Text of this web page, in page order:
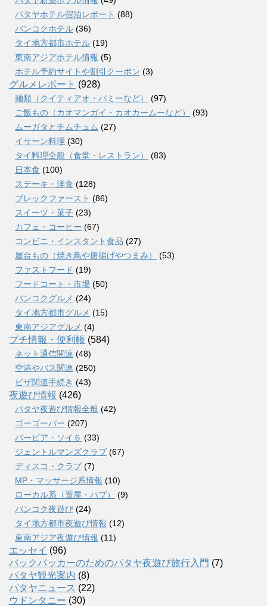
パタヤホテル宿泊レポート (88)
バンコクホテル (36)
タイ地方都市ホテル (19)
東南アジアホテル情報 (5)
ホテル予約サイトや割引クーポン (3)
グルメレポート (928)
麺類（クイティアオ・バミーなど）
(97)
ご飯もの（カオマンガイ・カオカームーなど）
(93)
ムーガタとチムチュム (27)
イサーン料理 (30)
タイ料理全般（食堂・レストラン）
(83)
日本食 (100)
ステーキ・洋食 (128)
ブレックファースト (86)
スイーツ・菓子 (23)
カフェ・コーヒー (67)
コンビニ・インスタント食品 (27)
屋台もの（焼き鳥や唐揚げやつまみ）
(53)
ファストフード (19)
フードコート・市場 (50)
バンコクグルメ (24)
タイ地方都市グルメ (15)
東南アジアグルメ (4)
プチ情報・便利帳 (584)
ネット通信関連 (48)
空港やバス関連 (250)
ビザ関連手続き (43)
夜遊び情報 (426)
パタヤ夜遊び情報全般 (42)
ゴーゴーバー (207)
バービア・ソイ６ (33)
ジェントルマンズクラブ (67)
ディスコ・クラブ (7)
MP・マッサージ系情報 (10)
ローカル系（置屋・パブ）
(9)
バンコク夜遊び (24)
タイ地方都市夜遊び情報 (12)
東南アジア夜遊び情報 (11)
エッセイ (96)
バックパッカーのためのパタヤ夜遊び旅行入門 (7)
パタヤ観光案内 (8)
パタヤニュース (22)
ウドンタニー (30)